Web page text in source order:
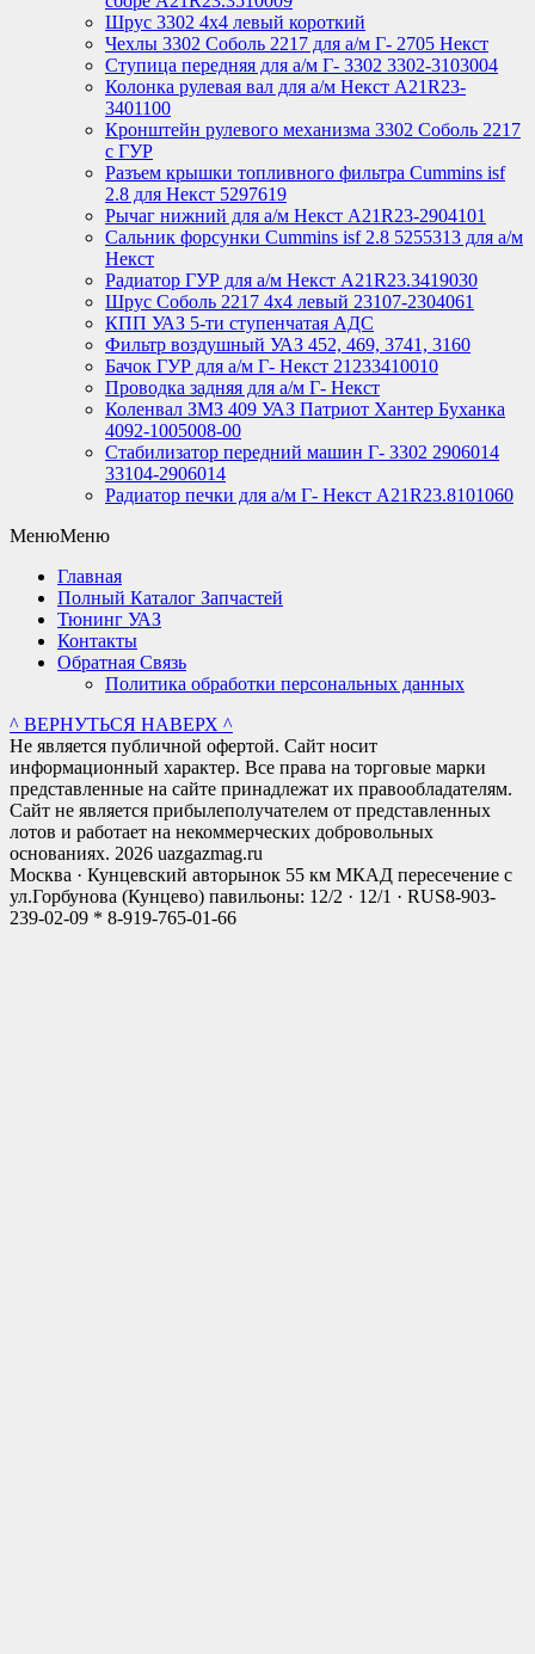
Шрус 3302 4х4 левый короткий
Чехлы 3302 Соболь 2217 для а/м Г- 2705 Некст
Ступица передняя для а/м Г- 3302 3302-3103004
Колонка рулевая вал для а/м Некст A21R23-
3401100
Кронштейн рулевого механизма 3302 Соболь 2217
с ГУР
Разъем крышки топливного фильтра Cummins isf
2.8 для Некст 5297619
Рычаг нижний для а/м Некст А21R23-2904101
Сальник форсунки Cummins isf 2.8 5255313 для а/м
Некст
Радиатор ГУР для а/м Некст A21R23.3419030
Шрус Соболь 2217 4х4 левый 23107-2304061
КПП УАЗ 5-ти ступенчатая АДС
Фильтр воздушный УАЗ 452, 469, 3741, 3160
Бачок ГУР для а/м Г- Некст 21233410010
Проводка задняя для а/м Г- Некст
Коленвал ЗМЗ 409 УАЗ Патриот Хантер Буханка
4092-1005008-00
Стабилизатор передний машин Г- 3302 2906014
33104-2906014
Радиатор печки для а/м Г- Некст А21R23.8101060
МенюМеню
Главная
Полный Каталог Запчастей
Тюнинг УАЗ
Контакты
Обратная Связь
Политика обработки персональных данных
^ ВЕРНУТЬСЯ НАВЕРХ ^
Не является публичной офертой. Сайт носит
информационный характер. Все права на торговые марки
представленные на сайте принадлежат их правообладателям.
Сайт не является прибылеполучателем от представленных
лотов и работает на некоммерческих добровольных
основаниях. 2026 uazgazmag.ru
Москва · Кунцевский авторынок 55 км МКАД пересечение с
ул.Горбунова (Кунцево) павильоны: 12/2 · 12/1 · RUS8-903-
239-02-09 * 8-919-765-01-66